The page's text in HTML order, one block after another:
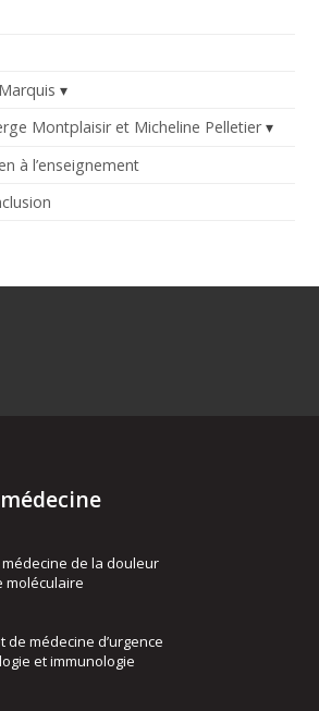
Montplaisir et Micheline Pelletier
à l’enseignement
de la douleur
moléculaire
médecine d’urgence
et immunologie